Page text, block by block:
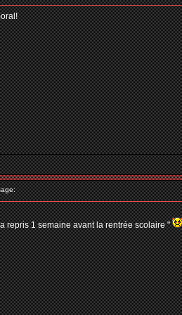
repris 1 semaine avant la rentrée scolaire "